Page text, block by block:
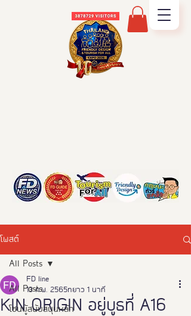
โพสต์
All Posts
โซนผู้สนับสนุนหลัก
All Posts
KIN ORIGIN อยู่บูธที่ A16
FD line
13 ก.พ. 2565
ยาว 1 นาที